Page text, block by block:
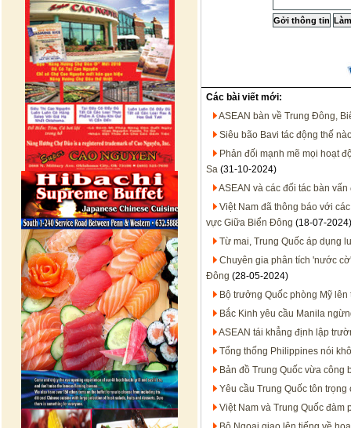
Các bài viết mới:
ASEAN bàn về Trung Đông,
Siêu bão Bavi tác động thế
Phản đối mạnh mẽ mọi hoạt
Sa (31-10-2024)
ASEAN và các đối tác bàn
Việt Nam đã thông báo với
vực Giữa Biển Đông (18-07-2024)
Từ mai, Trung Quốc áp dụng
Chuyên gia phân tích 'nước
Đông (28-05-2024)
Bộ trưởng Quốc phòng Mỹ
Bắc Kinh yêu cầu Manila
ASEAN tái khẳng định lập
Tổng thống Philippines nói
Bản đồ Trung Quốc vừa công
Yêu cầu Trung Quốc tôn
Việt Nam và Trung Quốc đàm